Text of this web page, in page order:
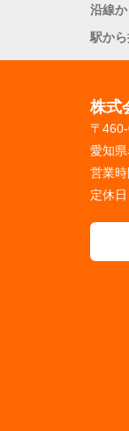
沿線
駅か
株式
〒
愛知
営業時
定休日